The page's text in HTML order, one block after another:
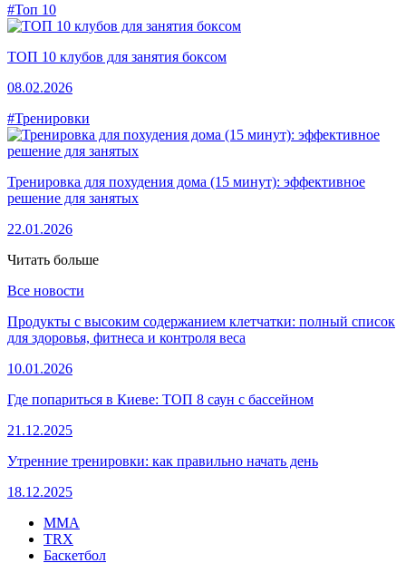
#Топ 10
ТОП 10 клубов для занятия боксом
08.02.2026
#Тренировки
Тренировка для похудения дома (15 минут): эффективное
решение для занятых
22.01.2026
Читать больше
Все новости
Продукты с высоким содержанием клетчатки: полный список
для здоровья, фитнеса и контроля веса
10.01.2026
Где попариться в Киеве: ТОП 8 саун с бассейном
21.12.2025
Утренние тренировки: как правильно начать день
18.12.2025
MMA
TRX
Баскетбол